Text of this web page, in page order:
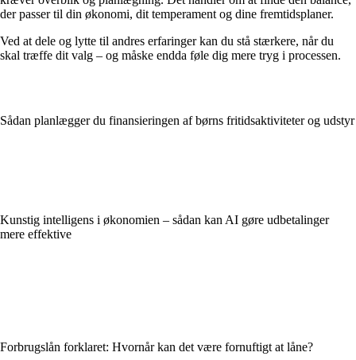
der passer til din økonomi, dit temperament og dine fremtidsplaner.
Ved at dele og lytte til andres erfaringer kan du stå stærkere, når du
skal træffe dit valg – og måske endda føle dig mere tryg i processen.
Sådan planlægger du finansieringen af børns fritidsaktiviteter og udstyr
Kunstig intelligens i økonomien – sådan kan AI gøre udbetalinger
mere effektive
Forbrugslån forklaret: Hvornår kan det være fornuftigt at låne?